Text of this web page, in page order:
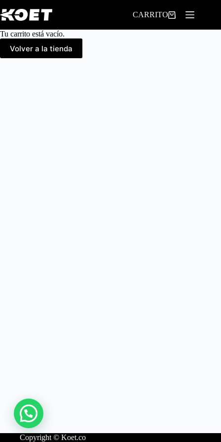
al
contenido
CARRITO
Tu carrito está vacío.
Volver a la tienda
Copyright © Koet.co